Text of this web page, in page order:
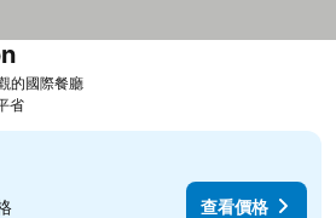
的國際餐廳查看價格
查看價格
省
查看價格